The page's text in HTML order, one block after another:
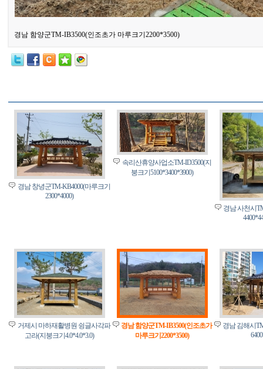
경남 함양군TM-IB3500(인조초가 마루크기2200*3500)
경남 창녕군TM-KB4000(마루크기
2300*4000)
속리산휴양사업소TM-ID3500(지
붕크기5100*3400*3900)
경남 사천시
거제시 마하재활병원 슁글사각파
고라(지붕크기4.0*4.0*3.0)
경남 함양군TM-IB3500(인조초가
마루크기2200*3500)
경남 김해시